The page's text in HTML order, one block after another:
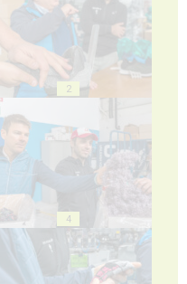
2
4